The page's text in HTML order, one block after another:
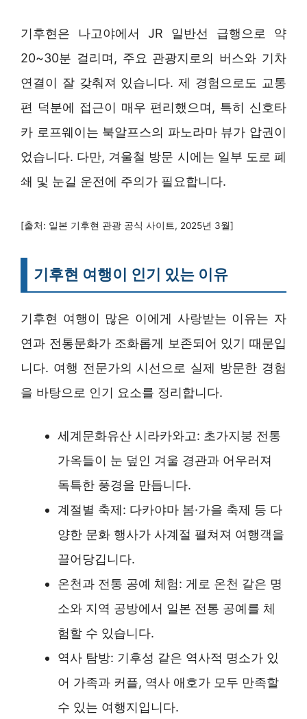
기후현은 나고야에서 JR 일반선 급행으로 약
20~30분 걸리며, 주요 관광지로의 버스와 기차
연결이 잘 갖춰져 있습니다. 제 경험으로도 교통
편 덕분에 접근이 매우 편리했으며, 특히 신호타
카 로프웨이는 북알프스의 파노라마 뷰가 압권이
었습니다. 다만, 겨울철 방문 시에는 일부 도로 폐
쇄 및 눈길 운전에 주의가 필요합니다.
[출처: 일본 기후현 관광 공식 사이트, 2025년 3월]
기후현 여행이 인기 있는 이유
기후현 여행이 많은 이에게 사랑받는 이유는 자
연과 전통문화가 조화롭게 보존되어 있기 때문입
니다. 여행 전문가의 시선으로 실제 방문한 경험
을 바탕으로 인기 요소를 정리합니다.
세계문화유산 시라카와고: 초가지붕 전통
가옥들이 눈 덮인 겨울 경관과 어우러져
독특한 풍경을 만듭니다.
계절별 축제: 다카야마 봄·가을 축제 등 다
양한 문화 행사가 사계절 펼쳐져 여행객을
끌어당깁니다.
온천과 전통 공예 체험: 게로 온천 같은 명
소와 지역 공방에서 일본 전통 공예를 체
험할 수 있습니다.
역사 탐방: 기후성 같은 역사적 명소가 있
어 가족과 커플, 역사 애호가 모두 만족할
수 있는 여행지입니다.